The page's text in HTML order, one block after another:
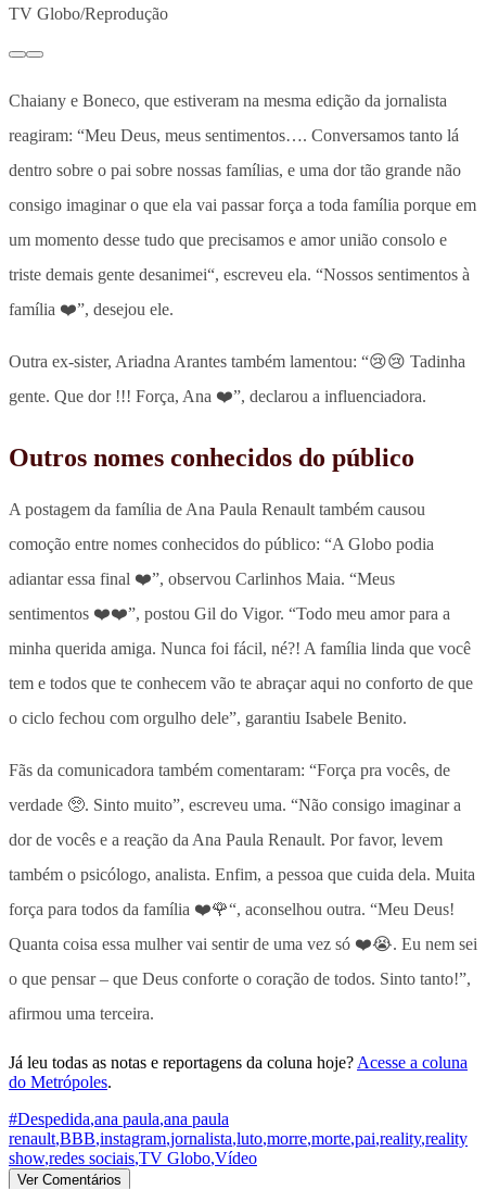
TV Globo/Reprodução
Chaiany e Boneco, que estiveram na mesma edição da jornalista
reagiram: “Meu Deus, meus sentimentos…. Conversamos tanto lá
dentro sobre o pai sobre nossas famílias, e uma dor tão grande não
consigo imaginar o que ela vai passar força a toda família porque em
um momento desse tudo que precisamos e amor união consolo e
triste demais gente desanimei“, escreveu ela. “Nossos sentimentos à
família ❤️”, desejou ele.
Outra ex-sister, Ariadna Arantes também lamentou: “😢😢 Tadinha
gente. Que dor !!! Força, Ana ❤️”, declarou a influenciadora.
Outros nomes conhecidos do público
A postagem da família de Ana Paula Renault também causou
comoção entre nomes conhecidos do público: “A Globo podia
adiantar essa final ❤️”, observou Carlinhos Maia. “Meus
sentimentos ❤️❤️”, postou Gil do Vigor. “Todo meu amor para a
minha querida amiga. Nunca foi fácil, né?! A família linda que você
tem e todos que te conhecem vão te abraçar aqui no conforto de que
o ciclo fechou com orgulho dele”, garantiu Isabele Benito.
Fãs da comunicadora também comentaram: “Força pra vocês, de
verdade 🥺. Sinto muito”, escreveu uma. “Não consigo imaginar a
dor de vocês e a reação da Ana Paula Renault. Por favor, levem
também o psicólogo, analista. Enfim, a pessoa que cuida dela. Muita
força para todos da família ❤️🌹“, aconselhou outra. “Meu Deus!
Quanta coisa essa mulher vai sentir de uma vez só ❤️😭. Eu nem sei
o que pensar – que Deus conforte o coração de todos. Sinto tanto!”,
afirmou uma terceira.
Já leu todas as notas e reportagens da coluna hoje? Acesse a coluna
do Metrópoles.
#Despedida,ana paula,ana paula
renault,BBB,instagram,jornalista,luto,morre,morte,pai,reality,reality
show,redes sociais,TV Globo,Vídeo
Ver Comentários